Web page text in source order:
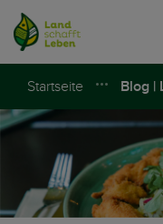
Startseite Blog |